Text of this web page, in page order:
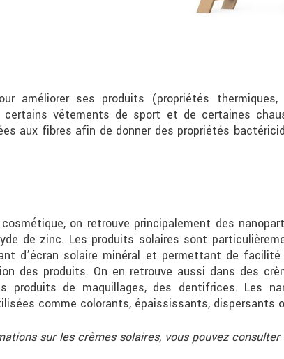
améliorer ses produits (propriétés
certains vêtements de sport et de certaines
aux fibres afin de donner des propriétés
on retrouve principalement des
de zinc. Les produits solaires sont
d’écran solaire minéral et permettant de
des produits. On en retrouve aussi dans des
produits de maquillages, des dentifrices. Les
comme colorants, épaississants, dispersants
sur les crèmes solaires, vous pouvez